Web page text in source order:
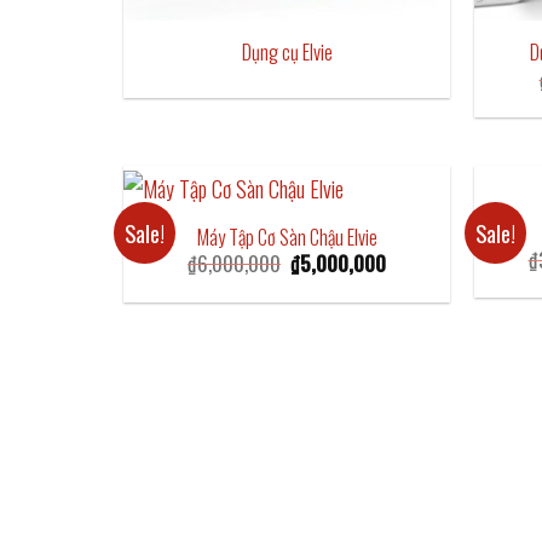
Dụng cụ Elvie
Sale!
Máy Tập Cơ Sàn Chậu Elvie
₫6,000,000 Original
price
was:
₫5,000,000Current
price
is:
Sale!
₫